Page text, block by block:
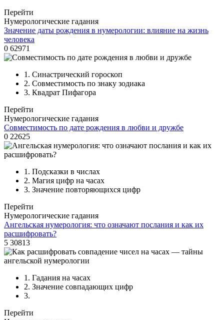
Перейти
Нумерологические гадания
Значение даты рождения в нумерологии: влияние на жизнь
человека
0 62971
1. Синастрический гороскоп
2. Совместимость по знаку зодиака
3. Квадрат Пифагора
Перейти
Нумерологические гадания
Совместимость по дате рождения в любви и дружбе
0 22625
1. Подсказки в числах
2. Магия цифр на часах
3. Значение повторяющихся цифр
Перейти
Нумерологические гадания
Ангельская нумерология: что означают послания и как их
расшифровать?
5 30813
1. Гадания на часах
2. Значение совпадающих цифр
3.
Перейти